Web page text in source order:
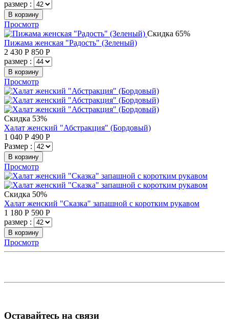
размер :
В корзину
Просмотр
Скидка 65%
Пижама женская "Радость" (Зеленый)
2 430 Р 850 Р
размер :
В корзину
Просмотр
Скидка 53%
Халат женский "Абстракция" (Бордовый)
1 040 Р 490 Р
Размер :
В корзину
Просмотр
Скидка 50%
Халат женский "Сказка" запашной с коротким рукавом
1 180 Р 590 Р
размер :
В корзину
Просмотр
Оставайтесь на связи